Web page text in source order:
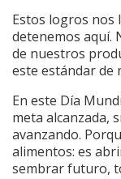
Estos logros nos
detenemos aquí.
de nuestros
este estándar de
En este Día
meta alcanzada,
avanzando.
alimentos: es
sembrar futuro,